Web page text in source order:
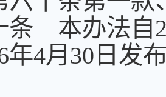
条 本办法自
年4月 30 日 发